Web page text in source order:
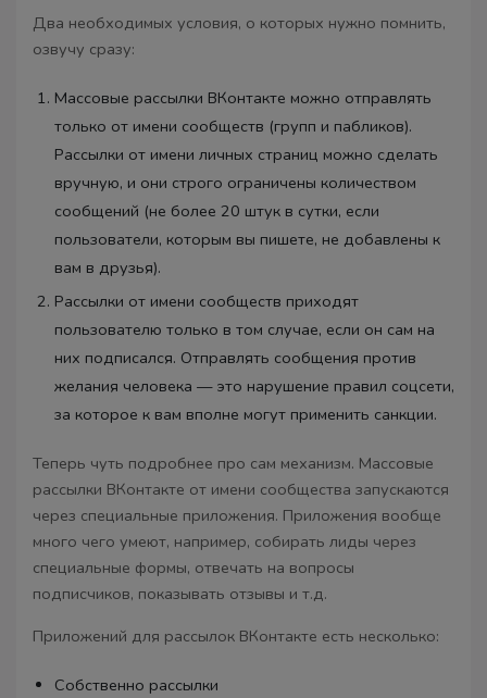
Два необходимых условия, о которых нужно помнить,
озвучу сразу:
Массовые рассылки ВКонтакте можно отправлять
только от имени сообществ (групп и пабликов).
Рассылки от имени личных страниц можно сделать
вручную, и они строго ограничены количеством
сообщений (не более 20 штук в сутки, если
пользователи, которым вы пишете, не добавлены к
вам в друзья).
Рассылки от имени сообществ приходят
пользователю только в том случае, если он сам на
них подписался. Отправлять сообщения против
желания человека — это нарушение правил соцсети,
за которое к вам вполне могут применить санкции.
Теперь чуть подробнее про сам механизм. Массовые
рассылки ВКонтакте от имени сообщества запускаются
через специальные приложения. Приложения вообще
много чего умеют, например, собирать лиды через
специальные формы, отвечать на вопросы
подписчиков, показывать отзывы и т.д.
Приложений для рассылок ВКонтакте есть несколько:
Собственно рассылки